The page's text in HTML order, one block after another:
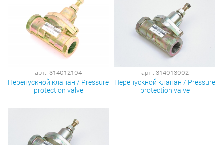
арт.: 314012104
Перепускной клапан / Pressure
protection valve
арт.: 314013002
Перепускной клапан / Pressure
protection valve